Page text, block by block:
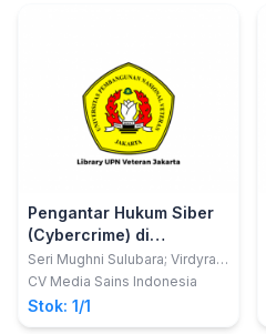
Pengantar Hukum Siber
(Cybercrime) di
Indonesia
Seri Mughni Sulubara; Virdyra
Tasril; Nurkhalisah
CV Media Sains Indonesia
Stok: 1/1